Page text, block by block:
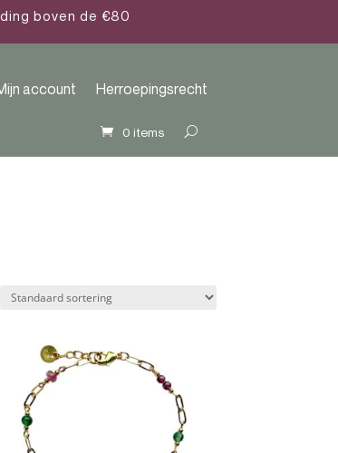
boven de €80
account Herroepingsrecht
0 items